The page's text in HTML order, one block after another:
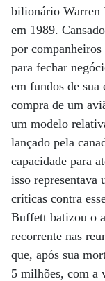
bilionário Warren
em 1989.
por
para fechar
em fundos de sua
compra de um
um modelo
lançado pela
capacidade para
isso representava
críticas contra
Buffett batizou o
recorrente nas
que, após sua
5 milhões, com a